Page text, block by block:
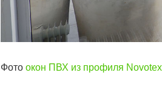
Фото окон ПВХ из профиля